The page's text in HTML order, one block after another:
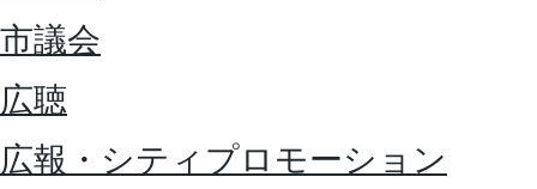
市議会
広聴
広報・シティプロモーション